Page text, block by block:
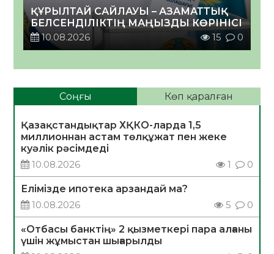
ҚҰРЫЛТАЙ САЙЛАУЫ – АЗАМАТТЫҚ
БЕЛСЕНДІЛІКТІҢ МАҢЫЗДЫ КӨРІНІСІ
10.08.2026
15 0
Соңғы Көп қаралған
Қазақстандықтар ХҚКО-ларда 1,5
миллионнан астам төлқұжат пен жеке
куәлік рәсімдеді
10.08.2026
1 0
Елімізде ипотека арзандай ма?
10.08.2026
5 0
«Отбасы банктің» 2 қызметкері пара алғаны
үшін жұмыстан шығарылды